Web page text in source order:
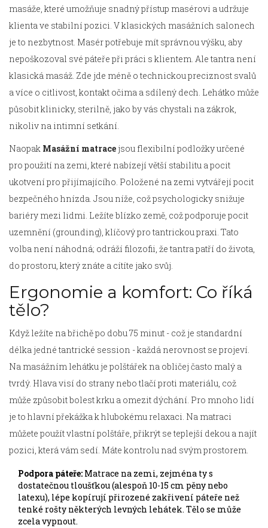
masáže, které umožňuje snadný přístup masérovi a udržuje
klienta ve stabilní pozici. V klasických masážních salonech
je to nezbytnost. Masér potřebuje mít správnou výšku, aby
nepoškozoval své páteře při práci s klientem. Ale tantra není
klasická masáž. Zde jde méně o technickou preciznost svalů
a více o citlivost, kontakt očima a sdílený dech. Lehátko může
působit klinicky, sterilně, jako by vás chystali na zákrok,
nikoliv na intimní setkání.
Naopak Masážní matrace jsou flexibilní podložky určené
pro použití na zemi, které nabízejí větší stabilitu a pocit
ukotvení pro přijímajícího. Položené na zemi vytvářejí pocit
bezpečného hnízda. Jsou níže, což psychologicky snižuje
bariéry mezi lidmi. Ležíte blízko země, což podporuje pocit
uzemnění (grounding), klíčový pro tantrickou praxi. Tato
volba není náhodná; odráží filozofii, že tantra patří do života,
do prostoru, který znáte a cítíte jako svůj.
Ergonomie a komfort: Co říká
tělo?
Když ležíte na břichě po dobu 75 minut - což je standardní
délka jedné tantrické session - každá nerovnost se projeví.
Na masážním lehátku je polštářek na obličej často malý a
tvrdý. Hlava visí do strany nebo tlačí proti materiálu, což
může způsobit bolest krku a omezit dýchání. Pro mnoho lidí
je to hlavní překážka k hlubokému relaxaci. Na matraci
můžete použít vlastní polštáře, přikrýt se teplejší dekou a najít
pozici, která vám sedí. Máte kontrolu nad svým prostorem.
Podpora páteře: Matrace na zemi, zejména ty s
dostatečnou tloušťkou (alespoň 10-15 cm pěny nebo
latexu), lépe kopírují přirozené zakřivení páteře než
tenké rošty některých levných lehátek. Tělo se může
zcela vypnout.